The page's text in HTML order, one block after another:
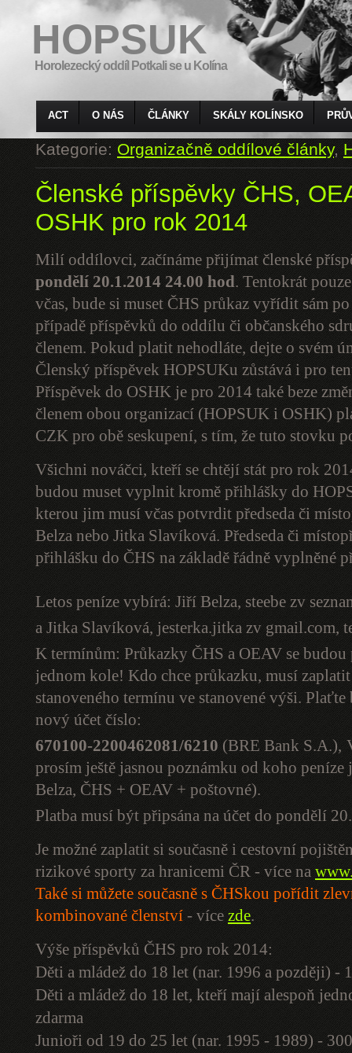
HOPSUK
Horolezecký oddíl Potkali se u Kolína
ACT O NÁS ČLÁNKY SKÁLY KOLÍNSKO
Kategorie:Organizačně oddílové články,
Členské příspěvky ČHS,
OSHK pro rok 2014
Milí oddílovci, začínáme přijímat členské
pondělí 20.1.201424.00 hod. Tentokrát
včas, bude si muset ČHS průkaz vyřídit sám
případě příspěvků do oddílu či občanského
členem. Pokud platit nehodláte, dejte o svém
Členský příspěvek HOPSUKu zůstává i pro
Příspěvek do OSHK je pro 2014 také beze
členem obou organizací (HOPSUK i OSHK)
CZK pro obě seskupení, s tím, že tuto stovku
Všichni nováčci, kteří se chtějí stát pro rok
budou muset vyplnit kromě přihlášky do
kterou jim musí včas potvrdit předseda či
Belza nebo Jitka Slavíková. Předseda či
přihlášku do ČHS na základě řádně vyplněné
Letos peníze vybírá: Jiří Belza, steebe zv
a Jitka Slavíková, jesterka.jitka zv gmail.com,
K termínům: Průkazky ČHS a OEAV se
jednom kole! Kdo chce průkazku, musí
stanoveného termínu ve stanovené výši.
nový účet číslo:
670100-2200462081/6210 (BRE Bank S.A.),
prosím ještě jasnou poznámku od koho
Belza, ČHS + OEAV + poštovné).
Platba musí být připsána na účet do pondělí
Je možné zaplatit si současně i cestovní
rizikové sporty za hranicemi ČR - více na
Také si můžete současně s ČHSkou pořídit
kombinované členství - více zde.
Výše příspěvků ČHS pro rok 2014:
Děti a mládež do 18 let (nar. 1996 a později) -
Děti a mládež do 18 let, kteří mají alespoň
zdarma
Junioři od 19 do 25 let (nar. 1995 - 1989) -